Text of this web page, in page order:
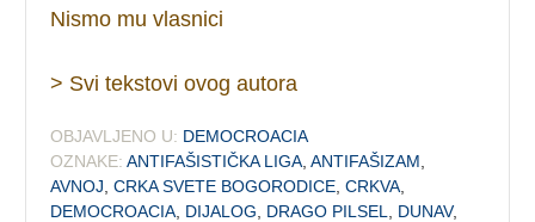
Nismo mu vlasnici
> Svi tekstovi ovog autora
OBJAVLJENO U: DEMOCROACIA
OZNAKE: ANTIFAŠISTIČKA LIGA ,ANTIFAŠIZAM
AVNOJ ,CRKA SVETE BOGORODICE ,CRKVA
DEMOCROACIA DIJALOG DRAGO PILSEL DUNAV,